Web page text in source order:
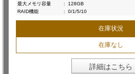
最大メモリ容量
:
128GB
RAID機能
: 0/1/5/10
在庫状況
在庫なし
詳細はこちら